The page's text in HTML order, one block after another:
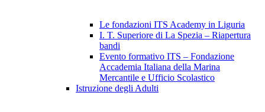
Le fondazioni ITS Academy in Liguria
I. T. Superiore di La Spezia – Riapertura
bandi
Evento formativo ITS – Fondazione
Accademia Italiana della Marina
Mercantile e Ufficio Scolastico
Istruzione degli Adulti